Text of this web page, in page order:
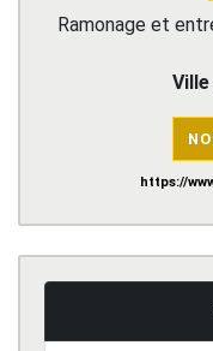
Ramonage et
Ville
https://